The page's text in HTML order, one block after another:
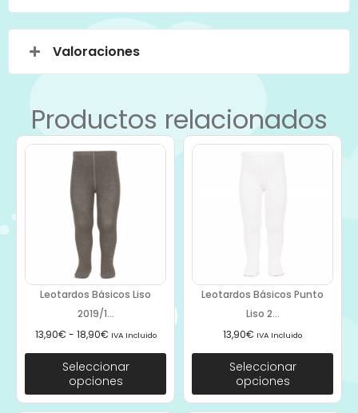
Valoraciones
Productos relacionados
Leotardos Básicos Liso
2019/1...
13,90€ - 18,90€ IVA Incluido
Seleccionar
opciones
Leotardos Básicos Punto
Liso 2...
13,90€ IVA Incluido
Seleccionar
opciones